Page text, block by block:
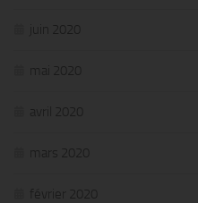
juin 2020
mai 2020
avril 2020
mars 2020
février 2020